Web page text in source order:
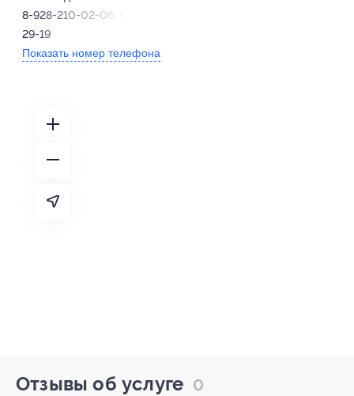
8-928-210-02-06, 8-918-019-
29-19
Показать номер телефона
Отзывы об услуге 0